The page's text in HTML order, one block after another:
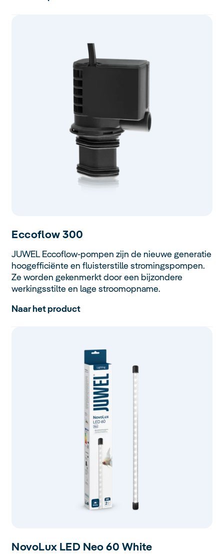
Eccoflow300
JUWEL Eccoflow-pompen zijn de nieuwe generatie
hoogefficiënte en fluisterstille stromingspompen.
Ze worden gekenmerkt door een bijzondere
werkingsstilte en lage stroomopname.
Naar het product
NovoLux LED Neo 60 White